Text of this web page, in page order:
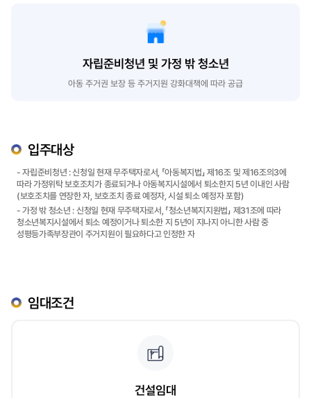
자립준비청년 및 가정 밖 청소년
아동 주거권 보장 등 주거지원 강화대책에 따라 공급
입주대상
- 자립준비청년 : 신청일 현재 무주택자로서, 「아동복지법」 제16조 및 제16조의3에
따라 가정위탁 보호조치가 종료되거나 아동복지시설에서 퇴소한지 5년 이내인 사람
(보호조치를 연장한 자, 보호조치 종료 예정자, 시설 퇴소 예정자 포함)
- 가정 밖 청소년 : 신청일 현재 무주택자로서, 「청소년복지지원법」 제31조에 따라
청소년복지시설에서 퇴소 예정이거나 퇴소한 지 5년이 지나지 아니한 사람 중
성평등가족부장관이 주거지원이 필요하다고 인정한 자
임대조건
건설임대